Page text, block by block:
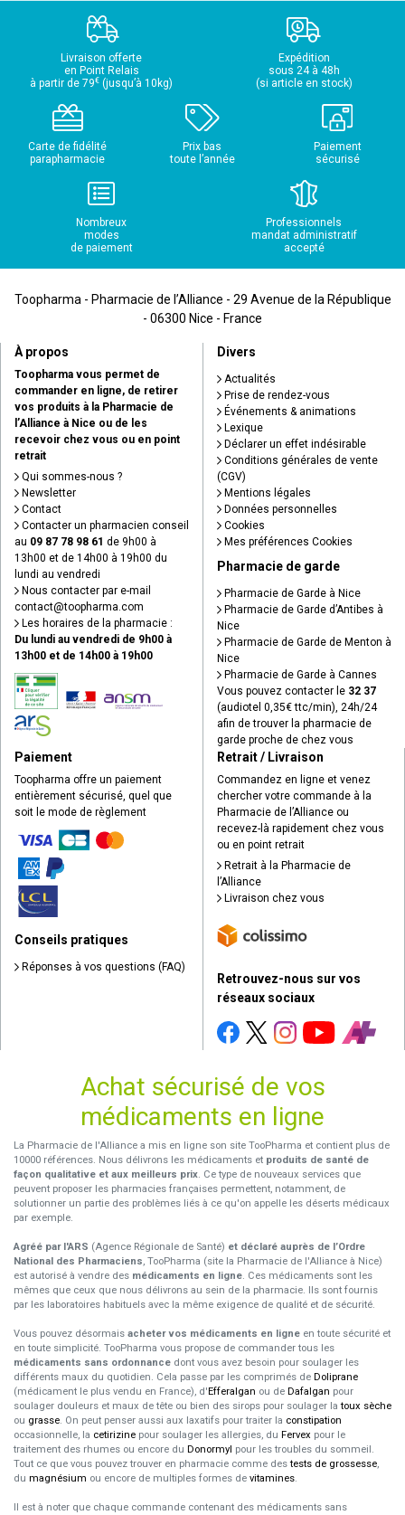
Livraison offerte
en Point Relais
à partir de 79€ (jusqu’à 10kg)
Expédition
sous 24 à 48h
(si article en stock)
Carte de fidélité
parapharmacie
Prix bas
toute l’année
Paiement
sécurisé
Nombreux
modes
de paiement
Professionnels
mandat administratif
accepté
Toopharma - Pharmacie de l’Alliance - 29 Avenue de la République
- 06300 Nice - France
À propos
Toopharma vous permet de
commander en ligne, de retirer
vos produits à la Pharmacie de
l’Alliance à Nice ou de les
recevoir chez vous ou en point
retrait
Qui sommes-nous ?
Newsletter
Contact
Contacter un pharmacien conseil
au 09 87 78 98 61 de 9h00 à
13h00 et de 14h00 à 19h00 du
lundi au vendredi
Nous contacter par e-mail
contact@toopharma.com
Les horaires de la pharmacie :
Du lundi au vendredi de 9h00 à
13h00 et de 14h00 à 19h00
Divers
Actualités
Prise de rendez-vous
Événements & animations
Lexique
Déclarer un effet indésirable
Conditions générales de vente
(CGV)
Mentions légales
Données personnelles
Cookies
Mes préférences Cookies
Pharmacie de garde
Pharmacie de Garde à Nice
Pharmacie de Garde d’Antibes à
Nice
Pharmacie de Garde de Menton à
Nice
Pharmacie de Garde à Cannes
Vous pouvez contacter le 32 37
(audiotel 0,35€ ttc/min), 24h/24
afin de trouver la pharmacie de
garde proche de chez vous
Paiement
Toopharma offre un paiement
entièrement sécurisé, quel que
soit le mode de règlement
Conseils pratiques
Réponses à vos questions (FAQ)
Retrait / Livraison
Commandez en ligne et venez
chercher votre commande à la
Pharmacie de l’Alliance ou
recevez-là rapidement chez vous
ou en point retrait
Retrait à la Pharmacie de
l’Alliance
Livraison chez vous
Retrouvez-nous sur vos
réseaux sociaux
Achat sécurisé de vos
médicaments en ligne
La Pharmacie de l'Alliance a mis en ligne son site TooPharma et contient plus de
10000 références. Nous délivrons les médicaments et produits de santé de
façon qualitative et aux meilleurs prix. Ce type de nouveaux services que
peuvent proposer les pharmacies françaises permettent, notamment, de
solutionner un partie des problèmes liés à ce qu'on appelle les déserts médicaux
par exemple.
Agréé par l'ARS (Agence Régionale de Santé) et déclaré auprès de l’Ordre
National des Pharmaciens, TooPharma (site la Pharmacie de l'Alliance à Nice)
est autorisé à vendre des médicaments en ligne. Ces médicaments sont les
mêmes que ceux que nous délivrons au sein de la pharmacie. Ils sont fournis
par les laboratoires habituels avec la même exigence de qualité et de sécurité.
Vous pouvez désormais acheter vos médicaments en ligne en toute sécurité et
en toute simplicité. TooPharma vous propose de commander tous les
médicaments sans ordonnance dont vous avez besoin pour soulager les
différents maux du quotidien. Cela passe par les comprimés de Doliprane
(médicament le plus vendu en France), d'Efferalgan ou de Dafalgan pour
soulager douleurs et maux de tête ou bien des sirops pour soulager latoux sèche
ou grasse. On peut penser aussi aux laxatifs pour traiter la constipation
occasionnelle, la cetirizine pour soulager les allergies, du Fervex pour le
traitement des rhumes ou encore du Donormyl pour les troubles du sommeil.
Tout ce que vous pouvez trouver en pharmacie comme destests de grossesse,
du magnésium ou encore de multiples formes de vitamines.
Il est à noter que chaque commande contenant des médicaments sans